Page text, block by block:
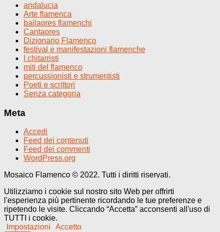
andalucia
Arte flamenca
bailaores flamenchi
Cantaores
Dizionario Flamenco
festival e manifestazioni flamenche
I chitarristi
miti del flamenco
percussionisti e strumentisti
Poeti e scrittori
Senza categoria
Meta
Accedi
Feed dei contenuti
Feed dei commenti
WordPress.org
Mosaico Flamenco © 2022. Tutti i diritti riservati.
Utilizziamo i cookie sul nostro sito Web per offrirti
l'esperienza più pertinente ricordando le tue preferenze e
ripetendo le visite. Cliccando “Accetta” acconsenti all'uso di
TUTTI i cookie.
Impostazioni
Accetto